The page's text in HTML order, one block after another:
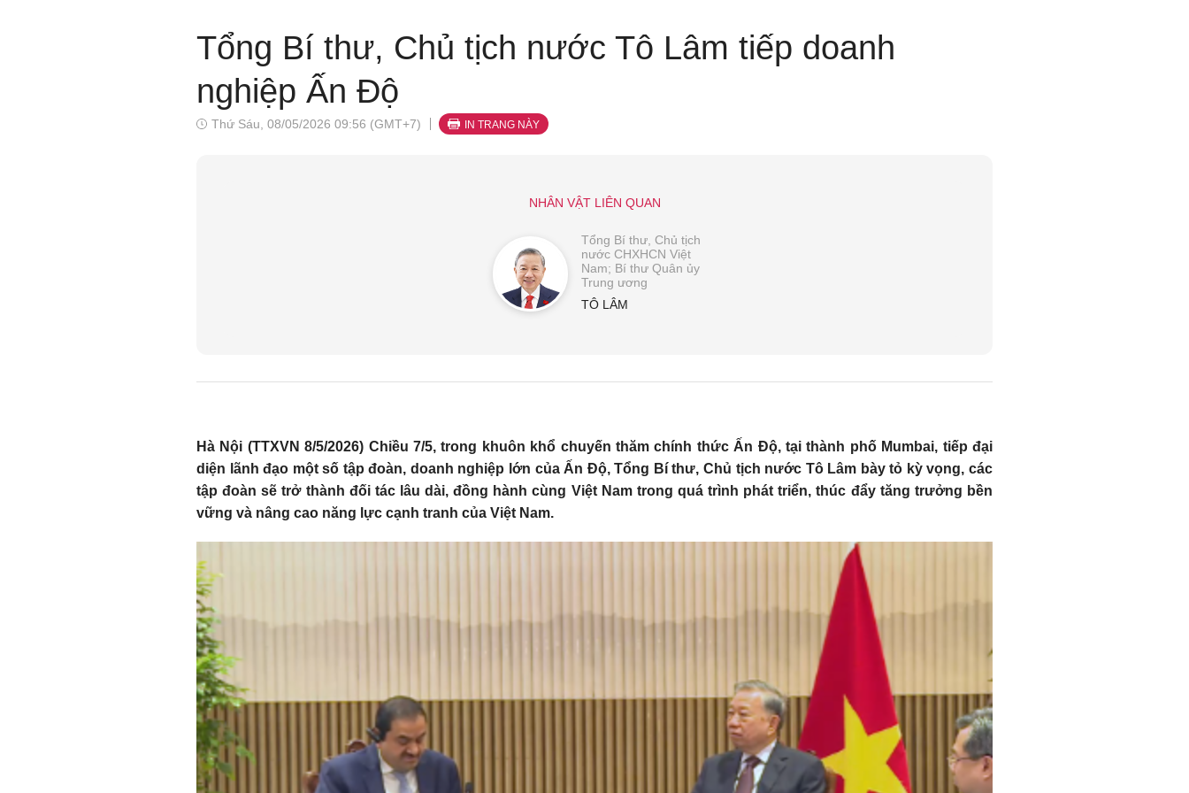
Tổng Bí thư, Chủ tịch nước Tô Lâm tiếp doanh
nghiệp Ấn Độ
Thứ Sáu, 08/05/2026 09:56 (GMT+7) IN TRANG NÀY
NHÂN VẬT LIÊN QUAN
Tổng Bí thư, Chủ tịch
nước CHXHCN Việt
Nam; Bí thư Quân ủy
Trung ương
TÔ LÂM
Hà Nội (TTXVN 8/5/2026) Chiều 7/5, trong khuôn khổ chuyến thăm chính thức Ấn Độ, tại thành phố Mumbai, tiếp đại
diện lãnh đạo một số tập đoàn, doanh nghiệp lớn của Ấn Độ, Tổng Bí thư, Chủ tịch nước Tô Lâm bày tỏ kỳ vọng, các
tập đoàn sẽ trở thành đối tác lâu dài, đồng hành cùng Việt Nam trong quá trình phát triển, thúc đẩy tăng trưởng bền
vững và nâng cao năng lực cạnh tranh của Việt Nam.